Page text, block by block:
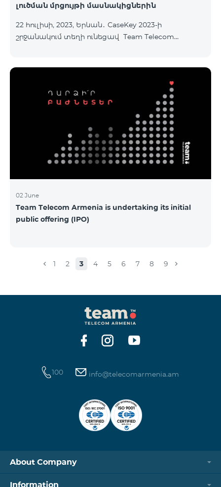
լուծման մրցույթի մասնակիցներին
22 հուլիսի, 2023, Երևան․ CaseKey 2023-ի
շրջանակում տեղի ունեցավ Team Telecom
երիտասարդներ ծանոթացան առաջնային
հրապարակային տեղաբաշխման բոլոր
մանրամասներին ու թիմերին տրամադրվեց
ընկերության զարգացման ռազմավարական
խնդիրը։ Լուծումներ առաջարկելու համար թիմերն
ունենալու են ընդամենը 72 ժամ։ Հաջողություն
մաղթելով մրցույթի մասնակիցներին Team
Telecom Armenia-ի գլխավոր տնօրեն Հայկ
Եսայանը նշեց, որ
02 June
Team Telecom Armenia is undertaking its initial
public offering (IPO)
1 2 3 4 5 6 7 8 9
100 info@telecomarmenia.am
About Company
Information